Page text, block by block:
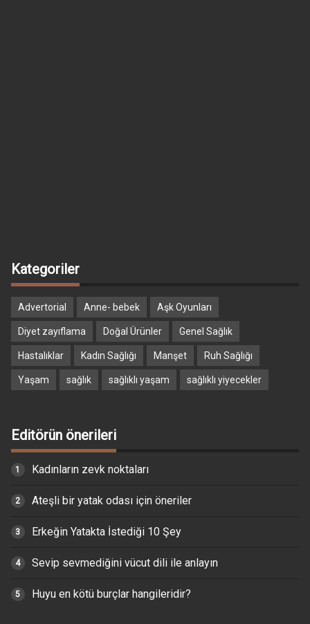
Kategoriler
Advertorial Anne- bebek Aşk Oyunları
Diyet zayıflama Doğal Ürünler Genel Sağlık
Hastalıklar Kadın Sağlığı Manşet Ruh Sağlığı
Yaşam sağlık sağlıklı yaşam sağlıklı yiyecekler
Editörün önerileri
Kadınların zevk noktaları
Ateşli bir yatak odası için öneriler
Erkeğin Yatakta İstediği 10 Şey
Sevip sevmediğini vücut dili ile anlayın
Huyu en kötü burçlar hangileridir?